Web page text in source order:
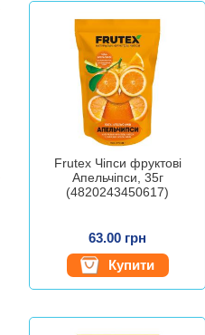
Frutex Чіпси фруктові
Апельчіпси, 35г
(4820243450617)
63.00 грн
Купити